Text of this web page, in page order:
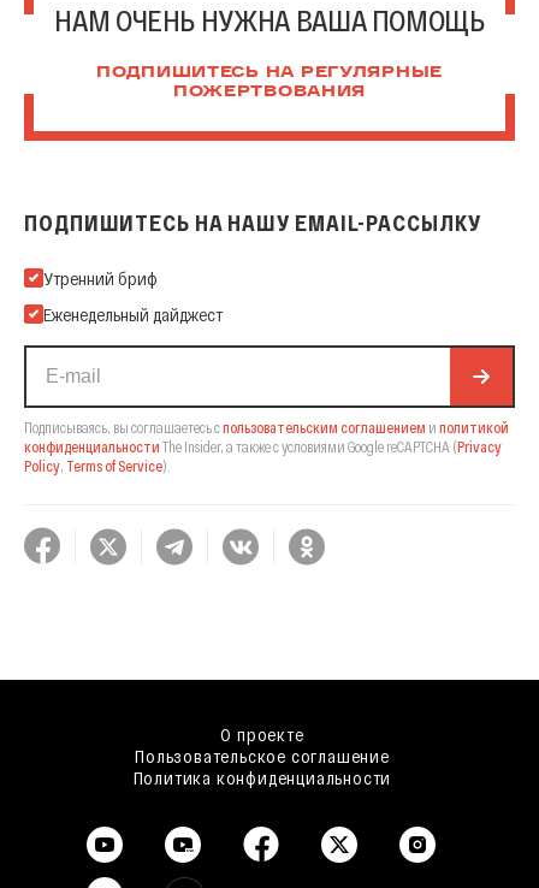
НАМ ОЧЕНЬ НУЖНА ВАША ПОМОЩЬ
ПОДПИШИТЕСЬ НА РЕГУЛЯРНЫЕ
ПОЖЕРТВОВАНИЯ
ПОДПИШИТЕСЬ НА НАШУ EMAIL-РАССЫЛКУ
Подпишитесь на нашу Email-рассылку
Утренний бриф
Еженедельный дайджест
Подписываясь, вы соглашаетесь спользовательским соглашением и политикой
конфиденциальности The Insider, а также с условиями Google reCAPTCHA (Privacy
Policy Terms of Service).
О проекте
Пользовательское соглашение
Политика конфиденциальности